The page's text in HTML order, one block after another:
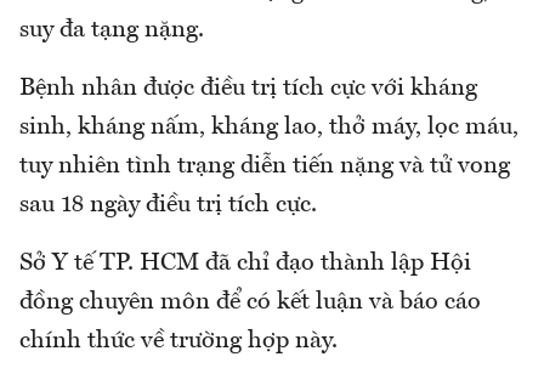
suy đa tạng nặng.
Bệnh nhân được điều trị tích cực với kháng
sinh, kháng nấm, kháng lao, thở máy, lọc máu,
tuy nhiên tình trạng diễn tiến nặng và tử vong
sau 18 ngày điều trị tích cực.
Sở Y tế TP. HCM đã chỉ đạo thành lập Hội
đồng chuyên môn để có kết luận và báo cáo
chính thức về trường hợp này.